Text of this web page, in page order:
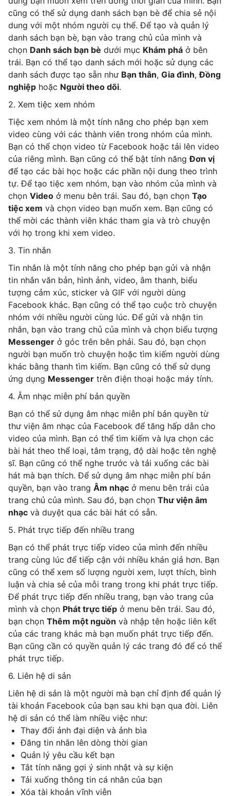
cũng có thể sử dụng danh sách bạn bè để chia sẻ nội
dung với một nhóm người cụ thể. Để tạo và quản lý
danh sách bạn bè, bạn vào trang chủ của mình và
chọn Danh sách bạn bè dưới mục Khám phá ở bên
trái. Bạn có thể tạo danh sách mới hoặc sử dụng các
danh sách được tạo sẵn như Bạn thân, Gia đình, Đồng
nghiệp hoặc Người theo dõi.
2. Xem tiệc xem nhóm
Tiệc xem nhóm là một tính năng cho phép bạn xem
video cùng với các thành viên trong nhóm của mình.
Bạn có thể chọn video từ Facebook hoặc tải lên video
của riêng mình. Bạn cũng có thể bật tính năng Đơn vị
để tạo các bài học hoặc các phần nội dung theo trình
tự. Để tạo tiệc xem nhóm, bạn vào nhóm của mình và
chọn Video ở menu bên trái. Sau đó, bạn chọn Tạo
tiệc xem và chọn video bạn muốn xem. Bạn cũng có
thể mời các thành viên khác tham gia và trò chuyện
với họ trong khi xem video.
3. Tin nhắn
Tin nhắn là một tính năng cho phép bạn gửi và nhận
tin nhắn văn bản, hình ảnh, video, âm thanh, biểu
tượng cảm xúc, sticker và GIF với người dùng
Facebook khác. Bạn cũng có thể tạo cuộc trò chuyện
nhóm với nhiều người cùng lúc. Để gửi và nhận tin
nhắn, bạn vào trang chủ của mình và chọn biểu tượng
Messenger ở góc trên bên phải. Sau đó, bạn chọn
người bạn muốn trò chuyện hoặc tìm kiếm người dùng
khác bằng thanh tìm kiếm. Bạn cũng có thể sử dụng
ứng dụng Messenger trên điện thoại hoặc máy tính.
4. Âm nhạc miễn phí bản quyền
Bạn có thể sử dụng âm nhạc miễn phí bản quyền từ
thư viện âm nhạc của Facebook để tăng hấp dẫn cho
video của mình. Bạn có thể tìm kiếm và lựa chọn các
bài hát theo thể loại, tâm trạng, độ dài hoặc tên nghệ
sĩ. Bạn cũng có thể nghe trước và tải xuống các bài
hát mà bạn thích. Để sử dụng âm nhạc miễn phí bản
quyền, bạn vào trang Âm nhạc ở menu bên trái của
trang chủ của mình. Sau đó, bạn chọn Thư viện âm
nhạc và duyệt qua các bài hát có sẵn.
5. Phát trực tiếp đến nhiều trang
Bạn có thể phát trực tiếp video của mình đến nhiều
trang cùng lúc để tiếp cận với nhiều khán giả hơn. Bạn
cũng có thể xem số lượng người xem, lượt thích, bình
luận và chia sẻ của mỗi trang trong khi phát trực tiếp.
Để phát trực tiếp đến nhiều trang, bạn vào trang của
mình và chọn Phát trực tiếp ở menu bên trái. Sau đó,
bạn chọn Thêm một nguồn và nhập tên hoặc liên kết
của các trang khác mà bạn muốn phát trực tiếp đến.
Bạn cũng cần có quyền quản lý các trang đó để có thể
phát trực tiếp.
6. Liên hệ di sản
Liên hệ di sản là một người mà bạn chỉ định để quản lý
tài khoản Facebook của bạn sau khi bạn qua đời. Liên
hệ di sản có thể làm nhiều việc như:
Thay đổi ảnh đại diện và ảnh bìa
Đăng tin nhắn lên dòng thời gian
Quản lý yêu cầu kết bạn
Tắt tính năng gợi ý sinh nhật và sự kiện
Tải xuống thông tin cá nhân của bạn
Xóa tài khoản vĩnh viễn